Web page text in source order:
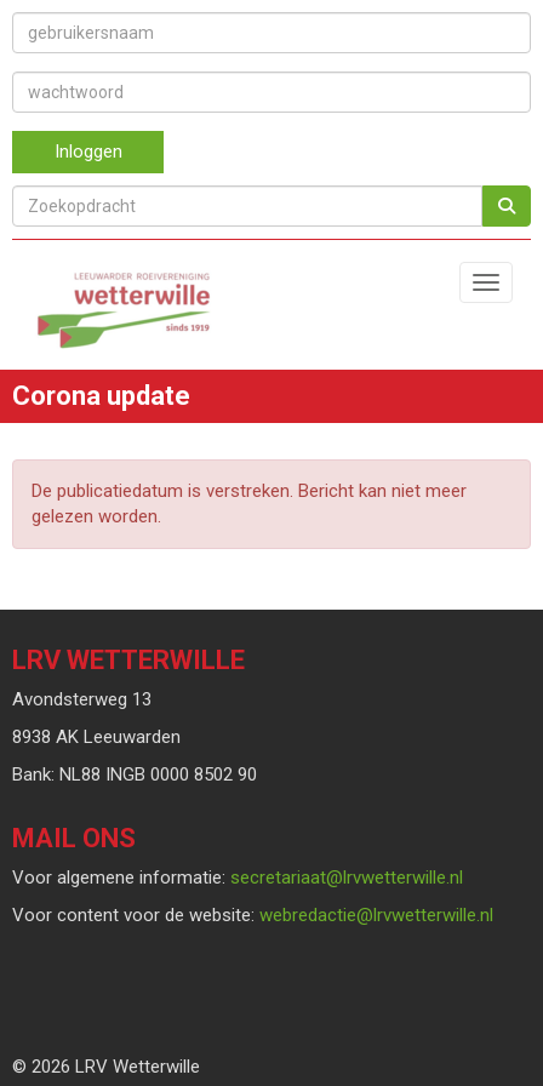
Inloggen
Corona update
De publicatiedatum is verstreken. Bericht kan niet meer
gelezen worden.
LRV WETTERWILLE
Avondsterweg 13
8938 AK Leeuwarden
Bank: NL88 INGB 0000 8502 90
MAIL ONS
Voor algemene informatie: taairaterces@lrvwetterwille.nl
Voor content voor de website: eitcaderbew@lrvwetterwille.nl
© 2026 LRV Wetterwille